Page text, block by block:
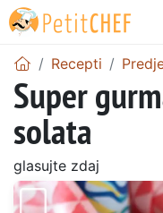
Recepti
Super
solata
glasujte zdaj